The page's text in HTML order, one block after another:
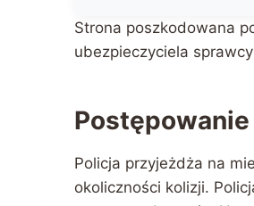
Strona poszkodowana
ubezpieczyciela
Policja przyjeżdża na
okoliczności kolizji.